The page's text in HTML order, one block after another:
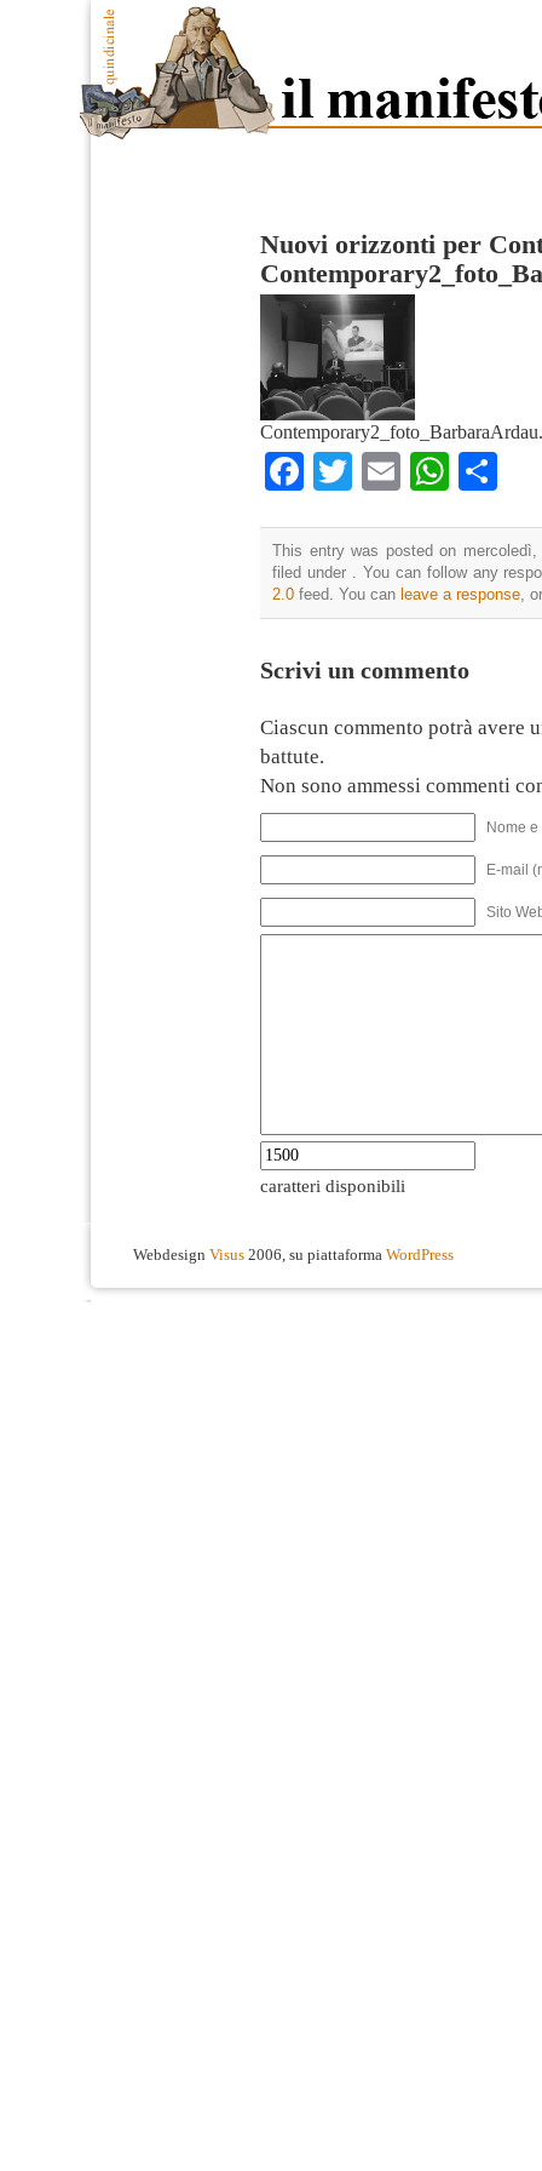
Nuovi orizzonti per
Facebook
TwitterEmail
This entry was posted on
filed under . You can follow any
2.0 feed. You can leave a response,
Scrivi un commento
Ciascun commento potrà avere
battute.
Non sono ammessi commenti
Nome
E-mail
Sito
caratteri disponibili
Webdesign Visus 2006, su piattaforma WordPress